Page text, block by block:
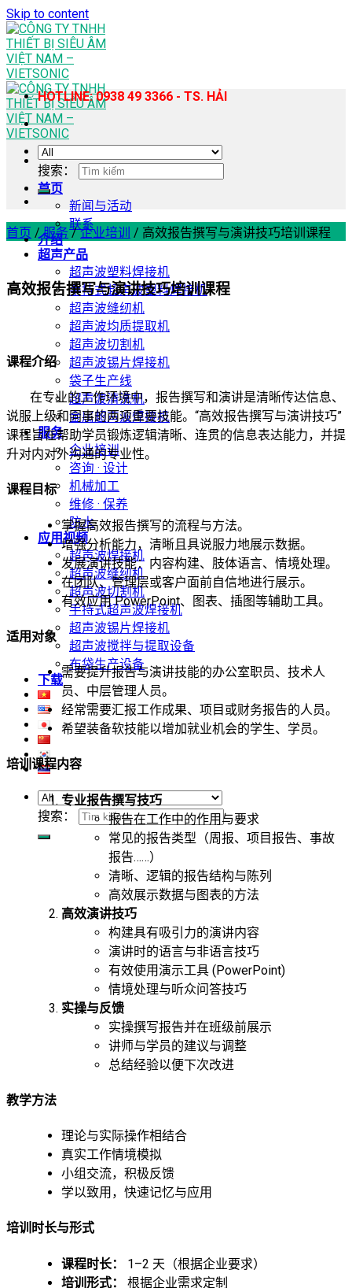
Skip to content
首页
新闻与活动
联系
介绍
超声产品
超声波塑料焊接机
手持式超声波塑料焊接机
超声波缝纫机
超声波均质提取机
超声波切割机
超声波锡片焊接机
袋子生产线
超声波清洗机
金属超声波焊接机
服务
企业培训
咨询 · 设计
机械加工
维修 · 保养
防水
应用视频
超声波焊接机
超声波缝纫机
超声波切割机
手持式超声波焊接机
超声波锡片焊接机
超声波搅拌与提取设备
布袋生产设备
下载
搜索：
HOTLINE: 0938 49 3366 - TS. HẢI
搜索：
首页 / 服务 / 企业培训 / 高效报告撰写与演讲技巧培训课程
高效报告撰写与演讲技巧培训课程
课程介绍
在专业的工作环境中，报告撰写和演讲是清晰传达信息、
说服上级和同事的两项重要技能。“高效报告撰写与演讲技巧”
课程旨在帮助学员锻炼逻辑清晰、连贯的信息表达能力，并提
升对内对外沟通的专业性。
课程目标
掌握高效报告撰写的流程与方法。
增强分析能力，清晰且具说服力地展示数据。
发展演讲技能：内容构建、肢体语言、情境处理。
在团队、管理层或客户面前自信地进行展示。
有效应用 PowerPoint、图表、插图等辅助工具。
适用对象
需要提升报告与演讲技能的办公室职员、技术人
员、中层管理人员。
经常需要汇报工作成果、项目或财务报告的人员。
希望装备软技能以增加就业机会的学生、学员。
培训课程内容
专业报告撰写技巧
报告在工作中的作用与要求
常见的报告类型（周报、项目报告、事故
报告……）
清晰、逻辑的报告结构与陈列
高效展示数据与图表的方法
高效演讲技巧
构建具有吸引力的演讲内容
演讲时的语言与非语言技巧
有效使用演示工具 (PowerPoint)
情境处理与听众问答技巧
实操与反馈
实操撰写报告并在班级前展示
讲师与学员的建议与调整
总结经验以便下次改进
教学方法
理论与实际操作相结合
真实工作情境模拟
小组交流，积极反馈
学以致用，快速记忆与应用
培训时长与形式
课程时长：
1–2 天（根据企业要求）
培训形式：
根据企业需求定制